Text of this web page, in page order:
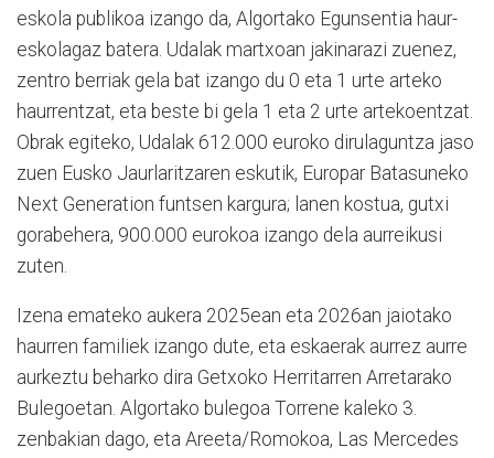
eskola publikoa izango da, Algortako Egunsentia haur-
eskolagaz batera. Udalak martxoan jakinarazi zuenez,
zentro berriak gela bat izango du 0 eta 1 urte arteko
haurrentzat, eta beste bi gela 1 eta 2 urte artekoentzat.
Obrak egiteko, Udalak 612.000 euroko dirulaguntza jaso
zuen Eusko Jaurlaritzaren eskutik, Europar Batasuneko
Next Generation funtsen kargura; lanen kostua, gutxi
gorabehera, 900.000 eurokoa izango dela aurreikusi
zuten.
Izena emateko aukera 2025ean eta 2026an jaiotako
haurren familiek izango dute, eta eskaerak aurrez aurre
aurkeztu beharko dira Getxoko Herritarren Arretarako
Bulegoetan. Algortako bulegoa Torrene kaleko 3.
zenbakian dago, eta Areeta/Romokoa, Las Mercedes